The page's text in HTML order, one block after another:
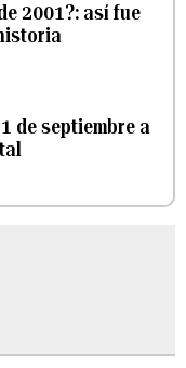
2001?: así fue
de septiembre a